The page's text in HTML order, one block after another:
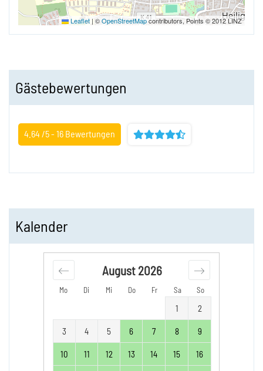
Leaflet | ©OpenStreetMapcontributors, Points © 2012 LINZ
Gästebewertungen
4.64 /5 - 16 Bewertungen
Kalender
Mo Di Mi Do Fr Sa So
August 2026
1 2
3 4 5 6 7 8 9
10 11 12 13 14 15 16